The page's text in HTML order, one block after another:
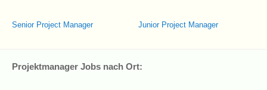
Senior Project Manager Junior Project Manager
Projektmanager Jobs nach Ort: